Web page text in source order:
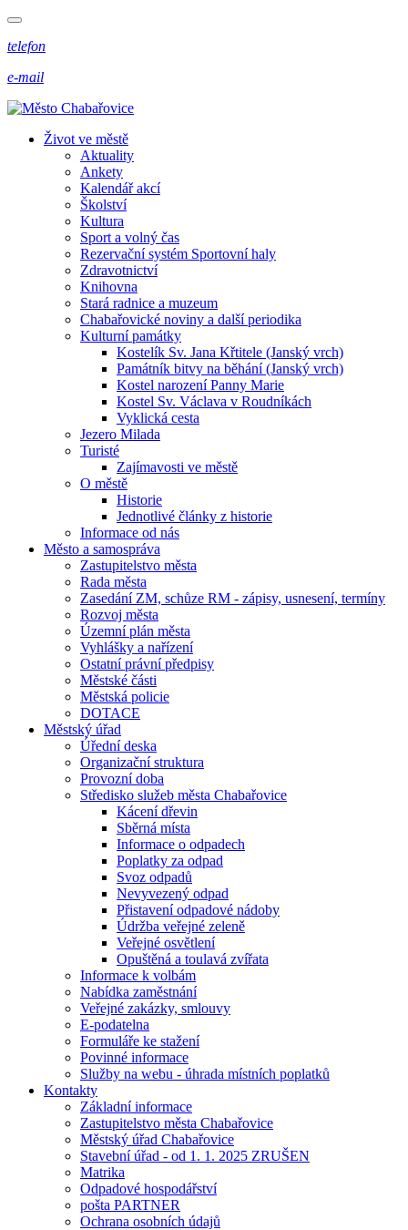
telefon
e-mail
Život ve městě
Aktuality
Ankety
Kalendář akcí
Školství
Kultura
Sport a volný čas
Rezervační systém Sportovní haly
Zdravotnictví
Knihovna
Stará radnice a muzeum
Chabařovické noviny a další periodika
Kulturní památky
Kostelík Sv. Jana Křtitele (Janský vrch)
Památník bitvy na běhání (Janský vrch)
Kostel narození Panny Marie
Kostel Sv. Václava v Roudníkách
Vyklická cesta
Jezero Milada
Turisté
Zajímavosti ve městě
O městě
Historie
Jednotlivé články z historie
Informace od nás
Město a samospráva
Zastupitelstvo města
Rada města
Zasedání ZM, schůze RM - zápisy, usnesení, termíny
Rozvoj města
Územní plán města
Vyhlášky a nařízení
Ostatní právní předpisy
Městské části
Městská policie
DOTACE
Městský úřad
Úřední deska
Organizační struktura
Provozní doba
Středisko služeb města Chabařovice
Kácení dřevin
Sběrná místa
Informace o odpadech
Poplatky za odpad
Svoz odpadů
Nevyvezený odpad
Přistavení odpadové nádoby
Údržba veřejné zeleně
Veřejné osvětlení
Opuštěná a toulavá zvířata
Informace k volbám
Nabídka zaměstnání
Veřejné zakázky, smlouvy
E-podatelna
Formuláře ke stažení
Povinné informace
Služby na webu - úhrada místních poplatků
Kontakty
Základní informace
Zastupitelstvo města Chabařovice
Městský úřad Chabařovice
Stavební úřad - od 1. 1. 2025 ZRUŠEN
Matrika
Odpadové hospodářství
pošta PARTNER
Ochrana osobních údajů